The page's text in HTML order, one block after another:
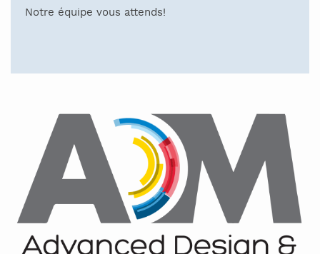
Notre équipe vous attends!